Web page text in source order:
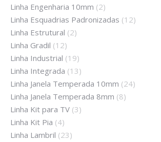
Linha Engenharia 10mm (2)
Linha Esquadrias Padronizadas (12)
Linha Estrutural (2)
Linha Gradil (12)
Linha Industrial (19)
Linha Integrada (13)
Linha Janela Temperada 10mm (24)
Linha Janela Temperada 8mm (8)
Linha Kit para TV (3)
Linha Kit Pia (4)
Linha Lambril (23)